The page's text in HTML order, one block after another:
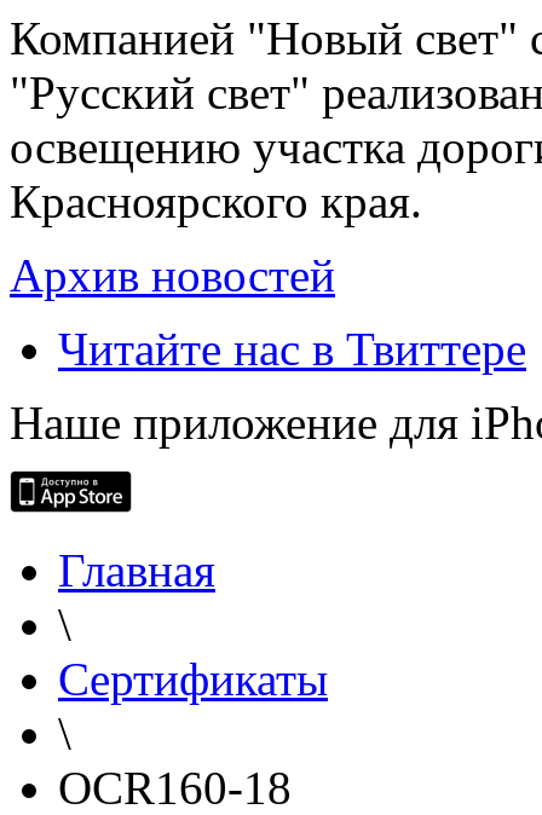
Компанией "Новый свет"
"Русский свет"
освещению участка
Красноярского края.
Архив новостей
Читайте нас в Твиттере
Наше приложение для
Главная
\
Сертификаты
\
OCR160-18